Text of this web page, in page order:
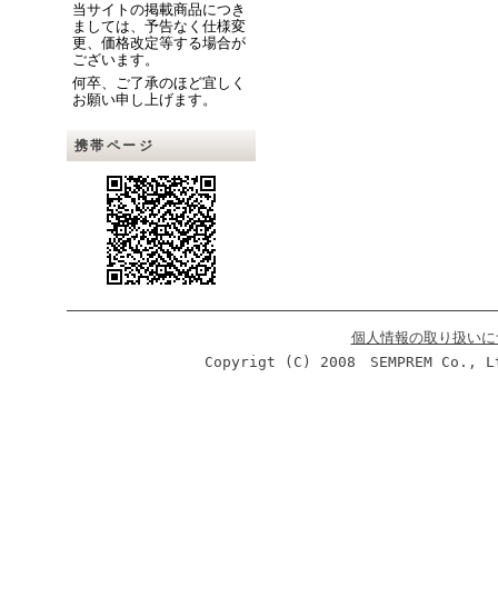
当サイトの掲載商品につき
ましては、予告なく仕様変
更、価格改定等する場合が
ございます。
何卒、ご了承のほど宜しく
お願い申し上げます。
携帯ページ
個人情報の取り扱い
Copyrigt (C) 2008 SEMPREM